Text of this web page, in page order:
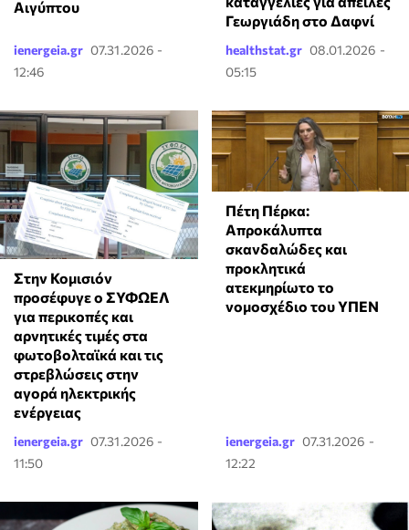
Αιγύπτου
ienergeia.gr 07.31.2026 -
12:46
Γεωργιάδη στο Δαφνί
healthstat.gr 08.01.2026 -
05:15
Στην Κομισιόν
προσέφυγε ο ΣΥΦΩΕΛ
για περικοπές και
αρνητικές τιμές στα
φωτοβολταϊκά και τις
στρεβλώσεις στην
αγορά ηλεκτρικής
ενέργειας
ienergeia.gr 07.31.2026 -
11:50
Πέτη Πέρκα:
Απροκάλυπτα
σκανδαλώδες και
προκλητικά
ατεκμηρίωτο το
νομοσχέδιο του ΥΠΕΝ
ienergeia.gr 07.31.2026 -
12:22